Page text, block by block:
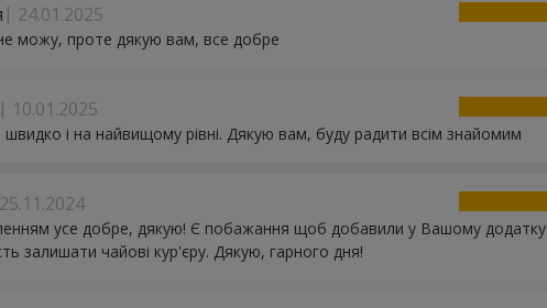
24.01.2025
можу, проте дякую вам, все добре
10.01.2025
і на найвищому рівні. Дякую вам, буду радити всім знайомим
25.11.2024
усе добре, дякую! Є побажання щоб добавили у Вашому додатку
залишати чайові кур'єру. Дякую, гарного дня!